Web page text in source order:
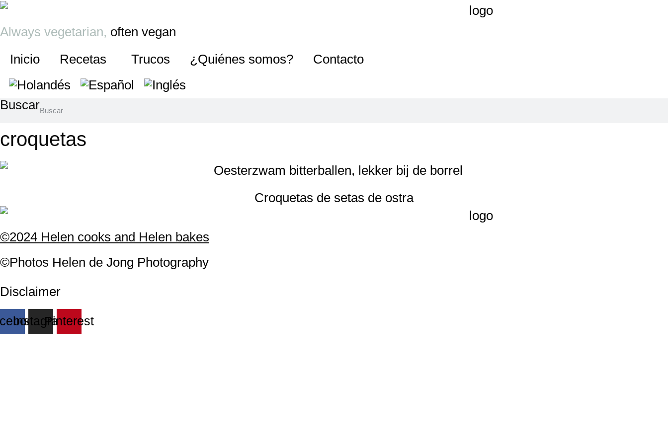
Ir
al
Always vegetarian, often vegan
Inicio
Recetas Trucos ¿Quiénes somos? Contacto
Buscar
croquetas
Croquetas de setas de ostra
©2024 Helen cooks and Helen bakes
©Photos Helen de Jong Photography
Disclaimer
InstagramPinterest